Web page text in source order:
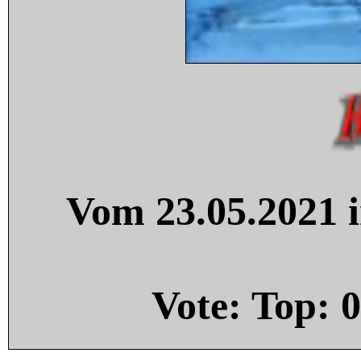
Vom
Vote: Top: 0